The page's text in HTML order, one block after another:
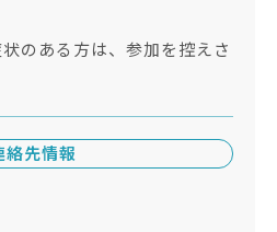
のある方は、参加を控えさ
絡先情報